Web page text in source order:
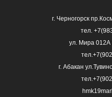
г. Черногорск
тел.
ул. Мира 012А
г. Абакан